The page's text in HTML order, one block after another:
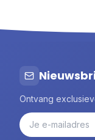
Gottmer
Haba
Ontvang